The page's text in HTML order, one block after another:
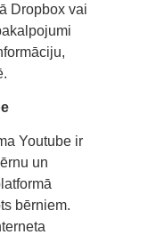
Dropbox vai
Youtube ir
un
bērniem.